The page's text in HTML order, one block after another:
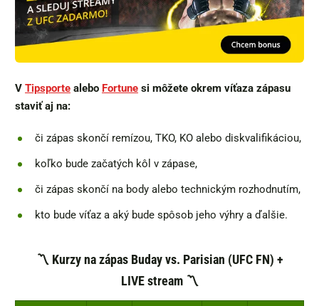
V Tipsporte alebo Fortune si môžete okrem víťaza zápasu
staviť aj na:
či zápas skončí remízou, TKO, KO alebo diskvalifikáciou,
koľko bude začatých kôl v zápase,
či zápas skončí na body alebo technickým rozhodnutím,
kto bude víťaz a aký bude spôsob jeho výhry a ďalšie.
〽️ Kurzy na zápas Buday vs. Parisian (UFC FN) +
LIVE stream 〽️